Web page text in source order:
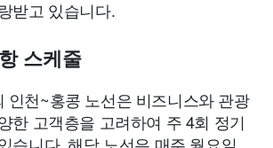
받고 있습니다.
스케줄
인천~홍콩 노선은 비즈니스와 관광
한 고객층을 고려하여 주 4회 정기